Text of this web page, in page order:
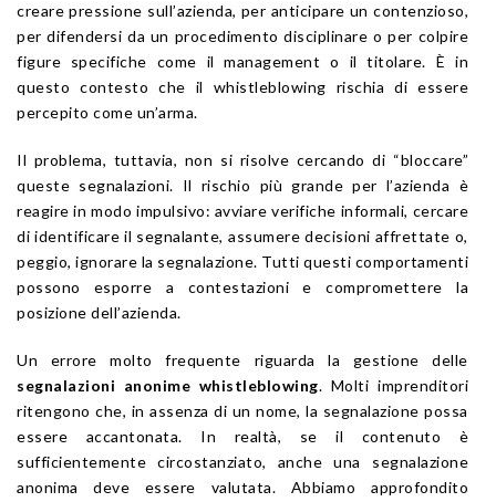
creare pressione sull’azienda, per anticipare un contenzioso,
per difendersi da un procedimento disciplinare o per colpire
figure specifiche come il management o il titolare. È in
questo contesto che il whistleblowing rischia di essere
percepito come un’arma.
Il problema, tuttavia, non si risolve cercando di “bloccare”
queste segnalazioni. Il rischio più grande per l’azienda è
reagire in modo impulsivo: avviare verifiche informali, cercare
di identificare il segnalante, assumere decisioni affrettate o,
peggio, ignorare la segnalazione. Tutti questi comportamenti
possono esporre a contestazioni e compromettere la
posizione dell’azienda.
Un errore molto frequente riguarda la gestione delle
segnalazioni anonime whistleblowing. Molti imprenditori
ritengono che, in assenza di un nome, la segnalazione possa
essere accantonata. In realtà, se il contenuto è
sufficientemente circostanziato, anche una segnalazione
anonima deve essere valutata. Abbiamo approfondito